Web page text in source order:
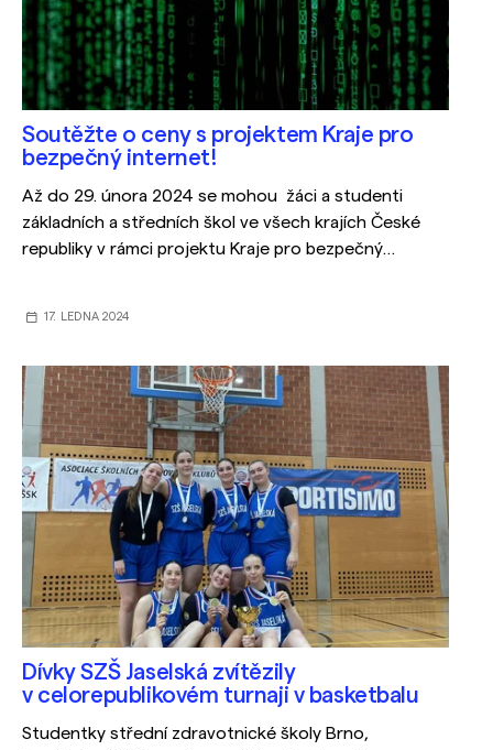
Soutěžte o ceny s projektem Kraje pro
bezpečný internet!
Až do 29. února 2024 se mohou žáci a studenti
základních a středních škol ve všech krajích České
republiky v rámci projektu Kraje pro bezpečný
hodnotné ceny.
17. LEDNA 2024
Dívky SZŠ Jaselská zvítězily
v celorepublikovém turnaji v basketbalu
Studentky střední zdravotnické školy Brno,